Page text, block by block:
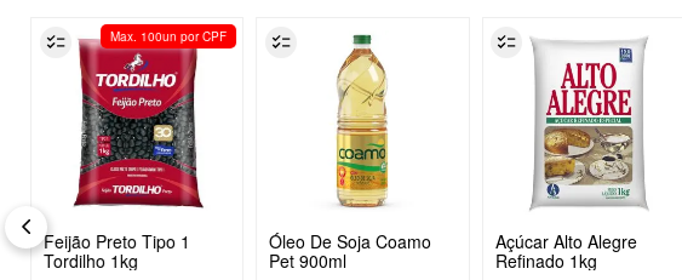
Max. 100un por CPF
Feijão Preto Tipo 1
Tordilho 1kg
Óleo De Soja Coamo
Pet 900ml
Açúcar Alto Alegre
Refinado 1kg